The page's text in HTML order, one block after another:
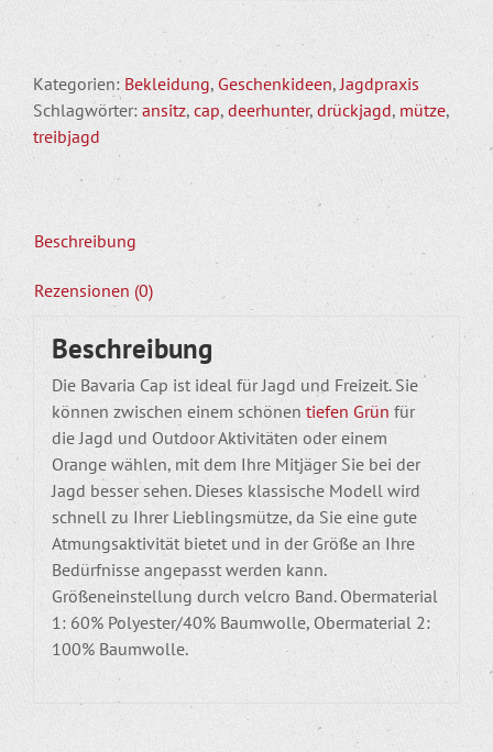
Menge
Kategorien: Bekleidung, Geschenkideen,Jagdpraxis
Schlagwörter: ansitz, cap, deerhunter, drückjagd, mütze,
treibjagd
Beschreibung
Rezensionen (0)
Beschreibung
Die Bavaria Cap ist ideal für Jagd und Freizeit. Sie
können zwischen einem schönen tiefen Grün für
die Jagd und Outdoor Aktivitäten oder einem
Orange wählen, mit dem Ihre Mitjäger Sie bei der
Jagd besser sehen. Dieses klassische Modell wird
schnell zu Ihrer Lieblingsmütze, da Sie eine gute
Atmungsaktivität bietet und in der Größe an Ihre
Bedürfnisse angepasst werden kann.
Größeneinstellung durch velcro Band. Obermaterial
1: 60% Polyester/40% Baumwolle, Obermaterial 2:
100% Baumwolle.